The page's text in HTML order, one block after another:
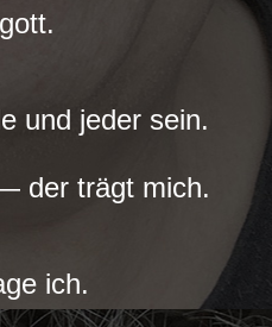
und jeder sein.
der trägt mich.
ich.